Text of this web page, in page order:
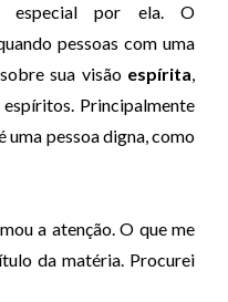
especial por ela. O
pessoas com uma
sua visão espírita,
espíritos. Principalmente
uma pessoa digna, como
a atenção. O que me
da matéria. Procurei